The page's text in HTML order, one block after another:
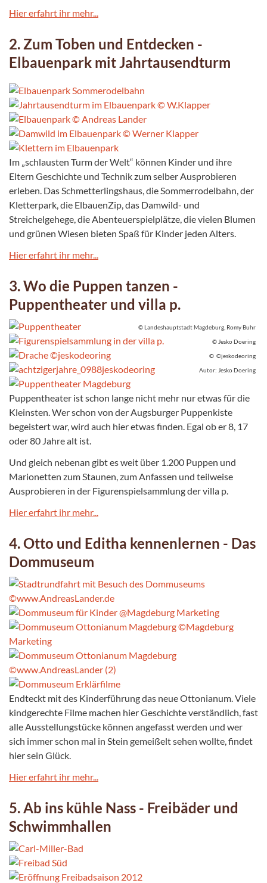
Hier erfahrt ihr mehr...
2. Zum Toben und Entdecken -
Elbauenpark mit Jahrtausendturm
Im „schlausten Turm der Welt“ können Kinder und ihre
Eltern Geschichte und Technik zum selber Ausprobieren
erleben. Das Schmetterlingshaus, die Sommerrodelbahn, der
Kletterpark, die ElbauenZip, das Damwild- und
Streichelgehege, die Abenteuerspielplätze, die vielen Blumen
und grünen Wiesen bieten Spaß für Kinder jeden Alters.
Hier erfahrt ihr mehr...
3. Wo die Puppen tanzen -
Puppentheater und villa p.
© Landeshauptstadt Magdeburg, Romy Buhr
© Jesko Doering
© ©jeskodeoring
Autor: Jesko Doering
Puppentheater ist schon lange nicht mehr nur etwas für die
Kleinsten. Wer schon von der Augsburger Puppenkiste
begeistert war, wird auch hier etwas finden. Egal ob er 8, 17
oder 80 Jahre alt ist.
Und gleich nebenan gibt es weit über 1.200 Puppen und
Marionetten zum Staunen, zum Anfassen und teilweise
Ausprobieren in der Figurenspielsammlung der villa p.
Hier erfahrt ihr mehr...
4. Otto und Editha kennenlernen - Das
Dommuseum
Endteckt mit des Kinderführung das neue Ottonianum. Viele
kindgerechte Filme machen hier Geschichte verständlich, fast
alle Ausstellungstücke können angefasst werden und wer
sich immer schon mal in Stein gemeißelt sehen wollte, findet
hier sein Glück.
Hier erfahrt ihr mehr...
5. Ab ins kühle Nass - Freibäder und
Schwimmhallen